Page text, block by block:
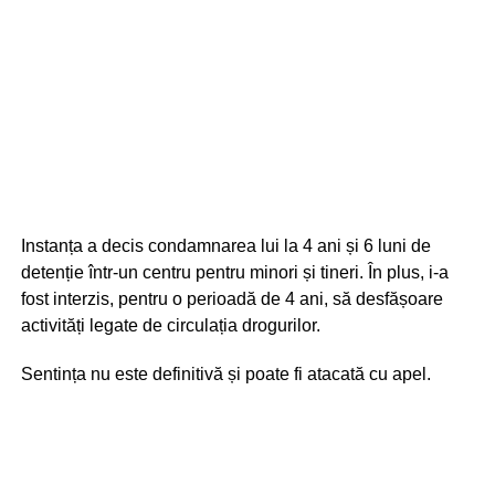
Instanța a decis condamnarea lui la 4 ani și 6 luni de
detenție într-un centru pentru minori și tineri. În plus, i-a
fost interzis, pentru o perioadă de 4 ani, să desfășoare
activități legate de circulația drogurilor.
Sentința nu este definitivă și poate fi atacată cu apel.